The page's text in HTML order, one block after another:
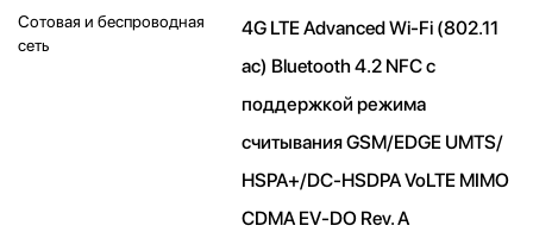
Сотовая и беспроводная
сеть
4G LTE Advanced Wi-Fi (802.11​
ac) Bluetooth 4.2 NFC с
поддержкой режима
считывания GSM/EDGE UMTS/​
HSPA+/​DC-HSDPA VoLTE MIMO
CDMA EV-DO Rev. A